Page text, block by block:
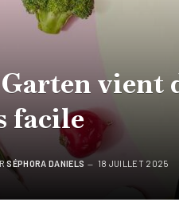
vient
facile
SÉPHORA DANIELS 18 JUILLET 2025